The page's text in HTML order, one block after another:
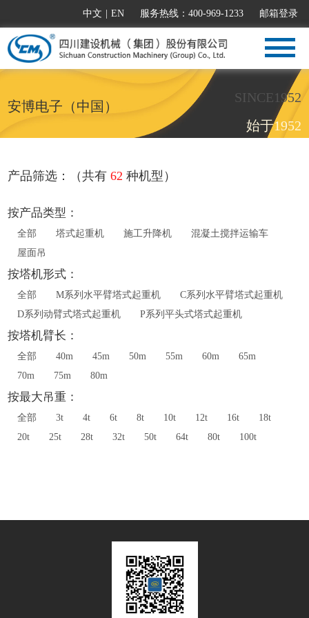
中文 EN 服务热线：400-969-1233 邮箱登录
安博电子（中国）
SINCE1952
始于1952
产品筛选：（共有62 种机型）
按产品类型：
全部 塔式起重机 施工升降机
混凝土搅拌运输车
屋面吊
按塔机形式：
全部 M系列水平臂塔式起重机
C系列水平臂塔式起重机
D系列动臂式塔式起重机
P系列平头式塔式起重机
按塔机臂长：
全部 40m 45m 50m 55m 60m
65m
70m
75m 80m
按最大吊重：
全部 3t 4t 6t 8t 10t 12t 16t
18t
20t
25t 28t 32t 50t 64t 80t 100t